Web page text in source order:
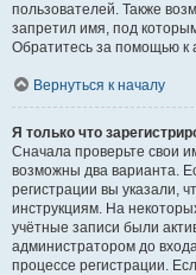
пользователей. Также
запретил имя, под
Обратитесь за помощью к
Вернуться к началу
Я только что
Сначала проверьте свои
возможны два варианта.
регистрации вы указали,
инструкциям. На
учётные записи были
администратором до
процессе регистрации.